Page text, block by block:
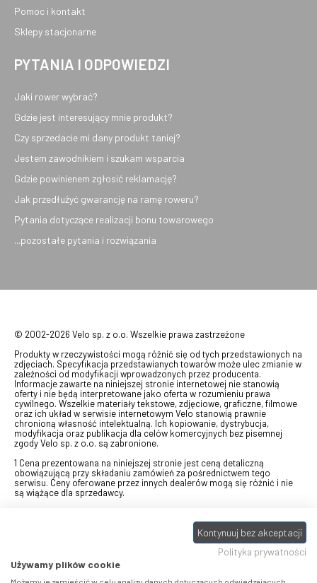
Pomoc i kontakt
Sklepy stacjonarne
PYTANIA I ODPOWIEDZI
Jaki rower wybrać?
Gdzie jest interesujący mnie produkt?
Czy sprzedacie mi dany produkt taniej?
Jestem zawodnikiem i szukam wsparcia
Gdzie powinienem zgłosić reklamację?
Jak przedłużyć gwarancję na ramę roweru?
Pytania dotyczące realizacji bonu towarowego
...pozostałe pytania i rozwiązania
© 2002-2026 Velo sp. z o.o. Wszelkie prawa zastrzeżone
Produkty w rzeczywistości mogą różnić się od tych przedstawionych na
zdjęciach. Specyfikacja przedstawianych towarów może ulec zmianie w
zależności od modyfikacji wprowadzonych przez producenta.
Informacje zawarte na niniejszej stronie internetowej nie stanowią
oferty i nie będą interpretowane jako oferta w rozumieniu prawa
cywilnego. Wszelkie materiały tekstowe, zdjęciowe, graficzne, filmowe
oraz ich układ w serwisie internetowym Velo stanowią prawnie
chronioną własność intelektualną. Ich kopiowanie, dystrybucja,
modyfikacja oraz publikacja dla celów komercyjnych bez pisemnej
zgody Velo sp. z o.o. są zabronione.
1 Cena prezentowana na niniejszej stronie jest ceną detaliczną
obowiązującą przy składaniu zamówień za pośrednictwem tego
serwisu. Ceny oferowane przez innych dealerów mogą się różnić i nie
są wiążące dla sprzedawcy.
swój bon" na towary z oferty VELO, aktualnie dostępnej na stronie
, w ramach sprzedaży premiowej. Dowiedz się jak
stronie promocji. Prezentowana wartość
eBonu uwzględnia fakt wyrażenia - w procesie rejestracji w Panelu
klienta- zgody na otrzymywanie drogą mailową informacji handlowo-
marketingowe, np. newsletter rowerowy. W przypadku braku zgody
Kontynuuj bez akceptacji
Polityka prywatności
Używamy plików cookie